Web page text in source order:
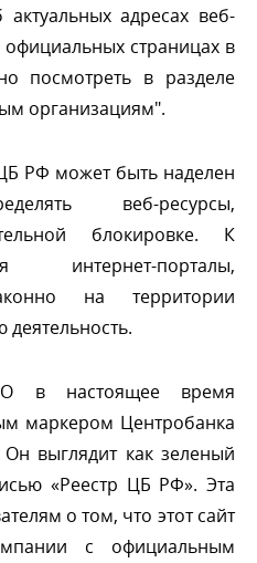
актуальных адресах веб-
страницах
посмотреть в разделе
организациям".
РФ может быть наделен
веб-ресурсы,
блокировке. К
интернет-порталы,
на территории
в настоящее время
маркером Центробанка
выглядит как зеленый
«Реестр ЦБ РФ». Эта
о том, что этот сайт
с официальным